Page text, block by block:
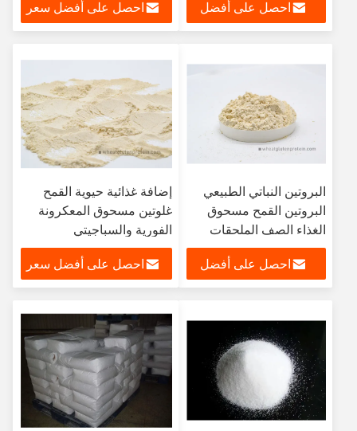
احصل على أفضل
احصل على أفضل سعر
البروتين النباتي الطبيعي
البروتين القمح مسحوق
الغذاء الصف الملحقات
الغذائية
احصل على أفضل
إضافة غذائية حيوية القمح
غلوتين مسحوق المعكرونة
الفورية والسباجيتي
احصل على أفضل سعر